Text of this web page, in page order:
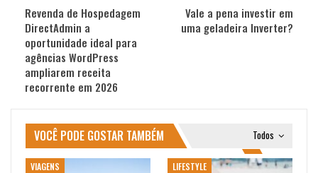
Revenda de Hospedagem
DirectAdmin a
oportunidade ideal para
agências WordPress
ampliarem receita
recorrente em 2026
Vale a pena investir em
uma geladeira Inverter?
Todos
VOCÊ PODE GOSTAR TAMBÉM
VIAGENS LIFESTYLE